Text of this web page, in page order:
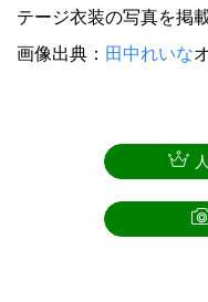
テージ衣装の写真を掲
画像出典： 田中れいな